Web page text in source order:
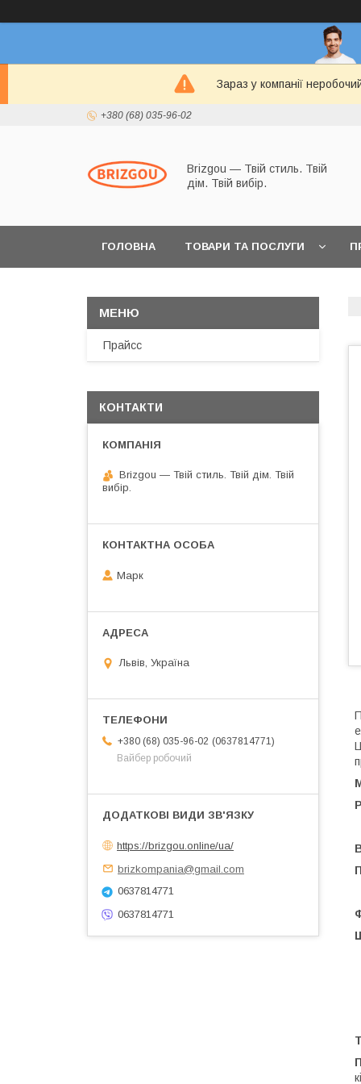
Зараз у компанії
+380 (68) 035-96-02
Brizgou — Твій стиль. Твій
дім. Твій вибір.
ГОЛОВНА ТОВАРИ ТА ПОСЛУГИ
Прайсс
КОНТАКТИ
Brizgou — Твій стиль. Твій дім. Твій
вибір.
Марк
Львів, Україна
+380 (68) 035-96-02
0637814771
Вайбер робочий
https://brizgou.online/ua/
brizkompania@gmail.com
0637814771
0637814771